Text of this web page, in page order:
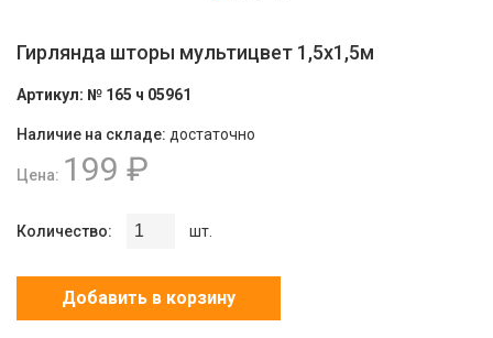
Гирлянда шторы мультицвет 1,5х1,5м
Артикул: № 165 ч 05961
Наличие на складе: достаточно
Цена: 199 ₽
Количество: шт.
Добавить в корзину